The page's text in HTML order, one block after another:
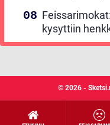
kysyttiin
© 2026 -